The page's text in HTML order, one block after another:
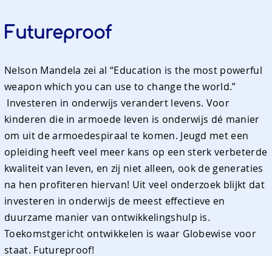
Futureproof
Nelson Mandela zei al “Education is the most powerful
weapon which you can use to change the world.”
Investeren in onderwijs verandert levens. Voor
kinderen die in armoede leven is onderwijs dé manier
om uit de armoedespiraal te komen. Jeugd met een
opleiding heeft veel meer kans op een sterk verbeterde
kwaliteit van leven, en zij niet alleen, ook de generaties
na hen profiteren hiervan! Uit veel onderzoek blijkt dat
investeren in onderwijs de meest effectieve en
duurzame manier van ontwikkelingshulp is.
Toekomstgericht ontwikkelen is waar Globewise voor
staat. Futureproof!